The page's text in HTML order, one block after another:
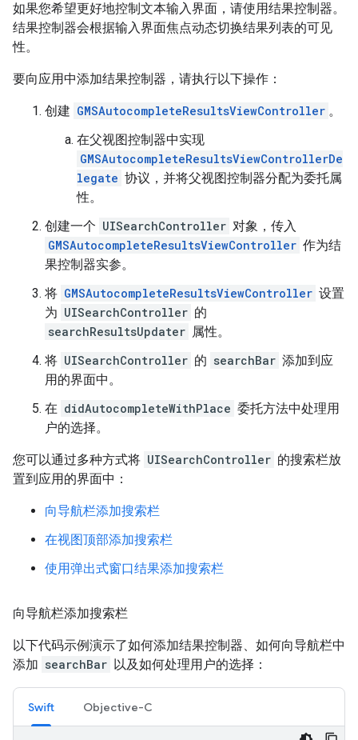
如果您希望更好地控制文本输入界面，请使用结果控制器。
结果控制器会根据输入界面焦点动态切换结果列表的可见
性。
要向应用中添加结果控制器，请执行以下操作：
创建 GMSAutocompleteResultsViewController 。
在父视图控制器中实现
GMSAutocompleteResultsViewControllerDe
legate 协议，并将父视图控制器分配为委托属
性。
创建一个 UISearchController 对象，传入
GMSAutocompleteResultsViewController 作为结
果控制器实参。
将 GMSAutocompleteResultsViewController 设置
为 UISearchController 的
searchResultsUpdater 属性。
将 UISearchController 的 searchBar 添加到应
用的界面中。
在 didAutocompleteWithPlace 委托方法中处理用
户的选择。
您可以通过多种方式将 UISearchController 的搜索栏放
置到应用的界面中：
向导航栏添加搜索栏
在视图顶部添加搜索栏
使用弹出式窗口结果添加搜索栏
向导航栏添加搜索栏
以下代码示例演示了如何添加结果控制器、如何向导航栏中
添加 searchBar 以及如何处理用户的选择：
Swift Objective-C